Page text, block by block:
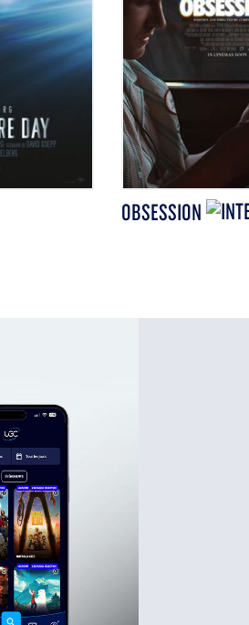
OBSESSION